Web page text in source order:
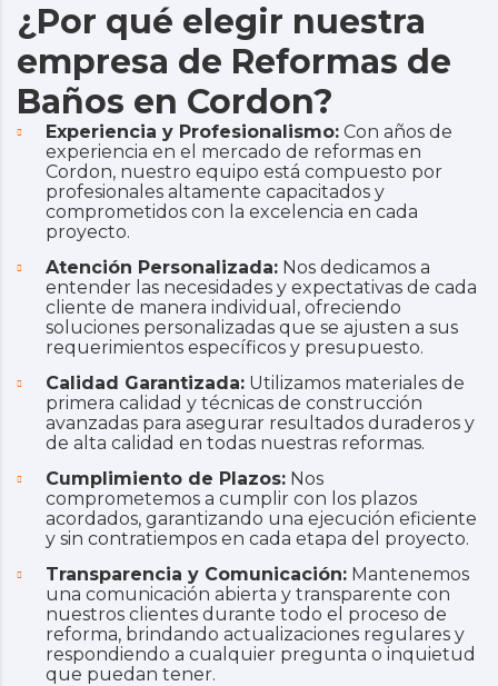
¿Por qué elegir nuestra
empresa de Reformas de
Baños en Cordon?
Experiencia y Profesionalismo: Con años de
experiencia en el mercado de reformas en
Cordon, nuestro equipo está compuesto por
profesionales altamente capacitados y
comprometidos con la excelencia en cada
proyecto.
Atención Personalizada: Nos dedicamos a
entender las necesidades y expectativas de cada
cliente de manera individual, ofreciendo
soluciones personalizadas que se ajusten a sus
requerimientos específicos y presupuesto.
Calidad Garantizada: Utilizamos materiales de
primera calidad y técnicas de construcción
avanzadas para asegurar resultados duraderos y
de alta calidad en todas nuestras reformas.
Cumplimiento de Plazos: Nos
comprometemos a cumplir con los plazos
acordados, garantizando una ejecución eficiente
y sin contratiempos en cada etapa del proyecto.
Transparencia y Comunicación: Mantenemos
una comunicación abierta y transparente con
nuestros clientes durante todo el proceso de
reforma, brindando actualizaciones regulares y
respondiendo a cualquier pregunta o inquietud
que puedan tener.